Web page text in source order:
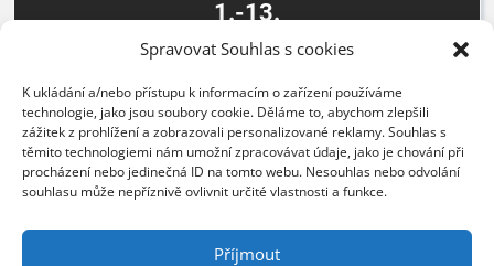
Spravovat Souhlas s cookies
K ukládání a/nebo přístupu k informacím o zařízení používáme
technologie, jako jsou soubory cookie. Děláme to, abychom zlepšili
zážitek z prohlížení a zobrazovali personalizované reklamy. Souhlas s
těmito technologiemi nám umožní zpracovávat údaje, jako je chování při
procházení nebo jedinečná ID na tomto webu. Nesouhlas nebo odvolání
souhlasu může nepříznivě ovlivnit určité vlastnosti a funkce.
Příjmout
1.-13.
října 2026
Zebra Cyber Roadshow 2026
Konference ZEBRA SYSTEMS o kybernetické
bezpečnosti.
Mám zájem